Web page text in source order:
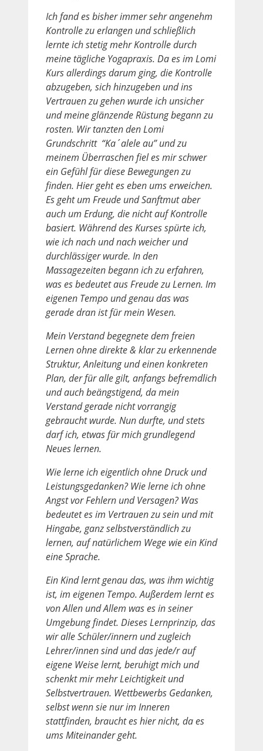
Ich fand es bisher immer sehr angenehm
Kontrolle zu erlangen und schließlich
lernte ich stetig mehr Kontrolle durch
meine tägliche Yogapraxis. Da es im Lomi
Kurs allerdings darum ging, die Kontrolle
abzugeben, sich hinzugeben und ins
Vertrauen zu gehen wurde ich unsicher
und meine glänzende Rüstung begann zu
rosten. Wir tanzten den Lomi
Grundschritt “Ka´alele au” und zu
meinem Überraschen fiel es mir schwer
ein Gefühl für diese Bewegungen zu
finden. Hier geht es eben ums erweichen.
Es geht um Freude und Sanftmut aber
auch um Erdung, die nicht auf Kontrolle
basiert. Während des Kurses spürte ich,
wie ich nach und nach weicher und
durchlässiger wurde. In den
Massagezeiten begann ich zu erfahren,
was es bedeutet aus Freude zu Lernen. Im
eigenen Tempo und genau das was
gerade dran ist für mein Wesen.
Mein Verstand begegnete dem freien
Lernen ohne direkte & klar zu erkennende
Struktur, Anleitung und einen konkreten
Plan, der für alle gilt, anfangs befremdlich
und auch beängstigend, da mein
Verstand gerade nicht vorrangig
gebraucht wurde. Nun durfte, und stets
darf ich, etwas für mich grundlegend
Neues lernen.
Wie lerne ich eigentlich ohne Druck und
Leistungsgedanken? Wie lerne ich ohne
Angst vor Fehlern und Versagen? Was
bedeutet es im Vertrauen zu sein und mit
Hingabe, ganz selbstverständlich zu
lernen, auf natürlichem Wege wie ein Kind
eine Sprache.
Ein Kind lernt genau das, was ihm wichtig
ist, im eigenen Tempo. Außerdem lernt es
von Allen und Allem was es in seiner
Umgebung findet. Dieses Lernprinzip, das
wir alle Schüler/innern und zugleich
Lehrer/innen sind und das jede/r auf
eigene Weise lernt, beruhigt mich und
schenkt mir mehr Leichtigkeit und
Selbstvertrauen. Wettbewerbs Gedanken,
selbst wenn sie nur im Inneren
stattfinden, braucht es hier nicht, da es
ums Miteinander geht.